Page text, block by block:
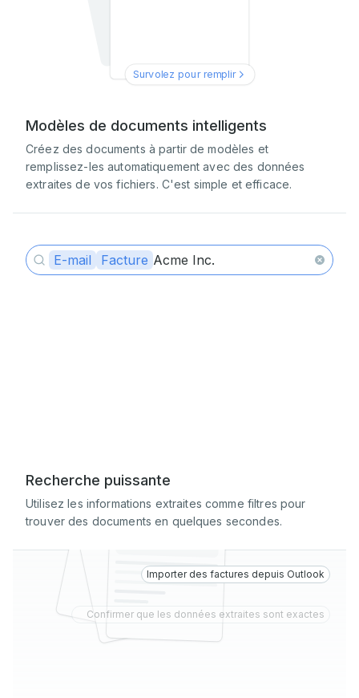
Survolez pour remplir
Modèles de documents intelligents
Créez des documents à partir de modèles et
remplissez-les automatiquement avec des données
extraites de vos fichiers. C'est simple et efficace.
E-mail Facture Acme Inc.
Recherche puissante
Utilisez les informations extraites comme filtres pour
trouver des documents en quelques secondes.
Importer des factures depuis Outlook